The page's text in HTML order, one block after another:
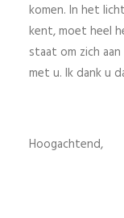
komen. In het
kent, moet heel
staat om zich
met u. Ik dank u
Hoogachtend,